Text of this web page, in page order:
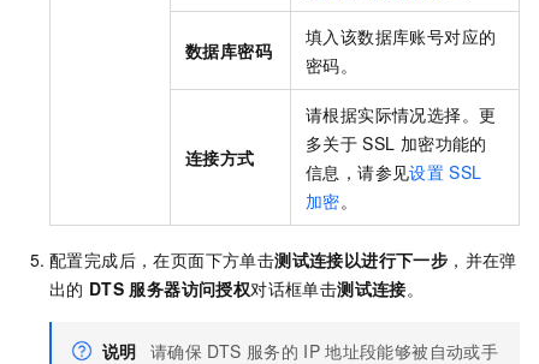
数据库密码
填入该数据库账号对应的
密码。
连接方式
请根据实际情况选择。更
多关于 SSL 加密功能的
信息，请参见设置 SSL
加密。
配置完成后，在页面下方单击测试连接以进行下一步 ，并在弹
出的 DTS 服务器访问授权对话框单击测试连接。
说明 请确保 DTS 服务的 IP 地址段能够被自动或手